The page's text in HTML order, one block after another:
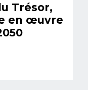
Trésor,
en œuvre